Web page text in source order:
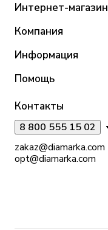
Интернет-магазин
Компания
Информация
Помощь
Контакты
8 800 555 15 02
zakaz@diamarka.com
opt@diamarka.com